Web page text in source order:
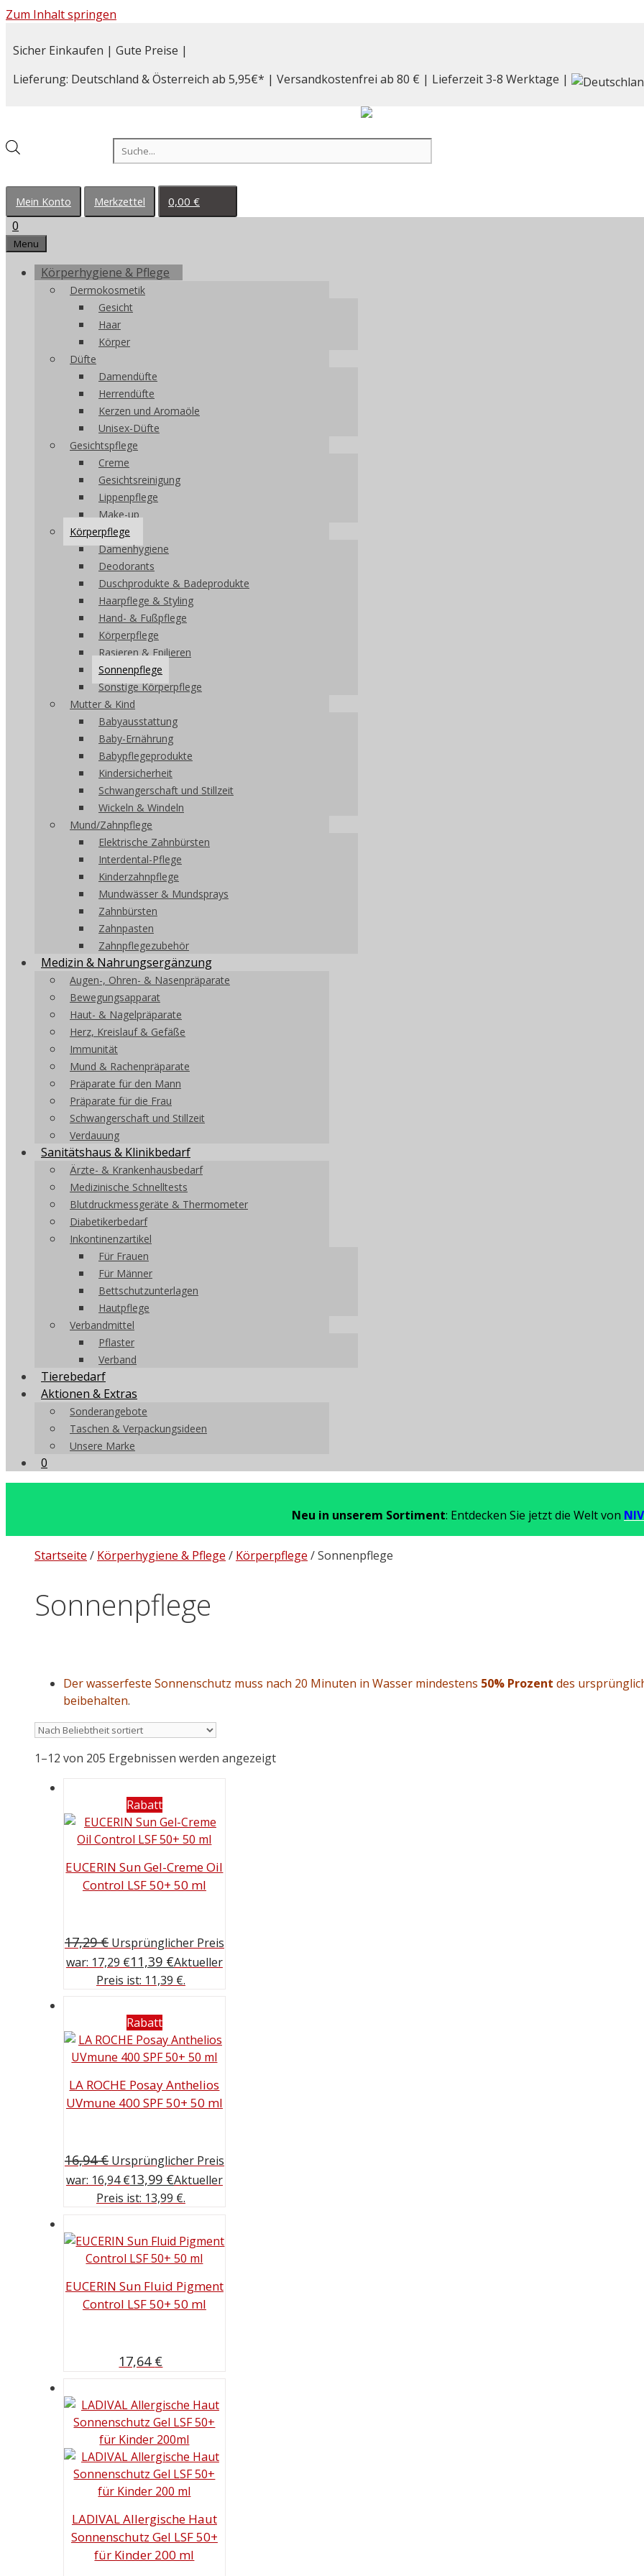
Zum Inhalt springen
Sicher Einkaufen | Gute Preise |
Lieferung: Deutschland & Österreich ab 5,95€* | Versandkostenfrei ab 80 € | Lieferzeit 3-8 Werktage |
Mein Konto Merkzettel 0,00 €
0
Menu
Körperhygiene & Pflege
Dermokosmetik
Gesicht
Haar
Körper
Düfte
Damendüfte
Herrendüfte
Kerzen und Aromaöle
Unisex-Düfte
Gesichtspflege
Creme
Gesichtsreinigung
Lippenpflege
Make-up
Körperpflege
Damenhygiene
Deodorants
Duschprodukte & Badeprodukte
Haarpflege & Styling
Hand- & Fußpflege
Körperpflege
Rasieren & Epilieren
Sonnenpflege
Sonstige Körperpflege
Mutter & Kind
Babyausstattung
Baby-Ernährung
Babypflegeprodukte
Kindersicherheit
Schwangerschaft und Stillzeit
Wickeln & Windeln
Mund/Zahnpflege
Elektrische Zahnbürsten
Interdental-Pflege
Kinderzahnpflege
Mundwässer & Mundsprays
Zahnbürsten
Zahnpasten
Zahnpflegezubehör
Medizin & Nahrungsergänzung
Augen-, Ohren- & Nasenpräparate
Bewegungsapparat
Haut- & Nagelpräparate
Herz, Kreislauf & Gefäße
Immunität
Mund & Rachenpräparate
Präparate für den Mann
Präparate für die Frau
Schwangerschaft und Stillzeit
Verdauung
Sanitätshaus & Klinikbedarf
Ärzte- & Krankenhausbedarf
Medizinische Schnelltests
Blutdruckmessgeräte & Thermometer
Diabetikerbedarf
Inkontinenzartikel
Für Frauen
Für Männer
Bettschutzunterlagen
Hautpflege
Verbandmittel
Pflaster
Verband
Tierebedarf
Aktionen & Extras
Sonderangebote
Taschen & Verpackungsideen
Unsere Marke
0
Neu in unserem Sortiment: Entdecken Sie jetzt die Welt von
Startseite / Körperhygiene & Pflege / Körperpflege / Sonnenpflege
Sonnenpflege
Der wasserfeste Sonnenschutz muss nach 20 Minuten in Wasser mindestens 50% Prozent des
beibehalten.
1–12 von 205 Ergebnissen werden angezeigt
Rabatt
EUCERIN Sun Gel-Creme Oil
Control LSF 50+ 50 ml
17,29€ Ursprünglicher Preis
war: 17,29 €11,39 €Aktueller
Preis ist: 11,39 €.
Rabatt
LA ROCHE Posay Anthelios
UVmune 400 SPF 50+ 50 ml
16,94€ Ursprünglicher Preis
war: 16,94 €13,99 €Aktueller
Preis ist: 13,99 €.
EUCERIN Sun Fluid Pigment
Control LSF 50+ 50 ml
17,64 €
LADIVAL Allergische Haut
Sonnenschutz Gel LSF 50+
für Kinder 200 ml